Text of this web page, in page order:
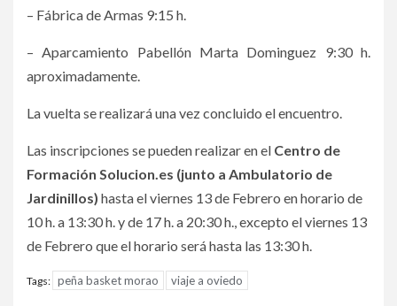
– Fábrica de Armas 9:15 h.
– Aparcamiento Pabellón Marta Dominguez 9:30 h.
aproximadamente.
La vuelta se realizará una vez concluido el encuentro.
Las inscripciones se pueden realizar en el Centro de
Formación Solucion.es (junto a Ambulatorio de
Jardinillos) hasta el viernes 13 de Febrero en horario de
10 h. a 13:30 h. y de 17 h. a 20:30 h., excepto el viernes 13
de Febrero que el horario será hasta las 13:30 h.
Tags: peña basket morao viaje a oviedo